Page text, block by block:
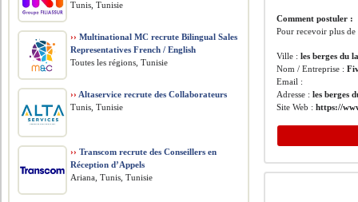
Comment postuler :
Pour recevoir plus
Ville :les berges du
Nom / Entreprise :
Email :
Adresse :les berges
Site Web :https://
Tunis, Tunisie
›› Multinational MC recrute Bilingual Sales
Representatives French / English
Toutes les régions, Tunisie
›› Altaservice recrute des Collaborateurs
Tunis, Tunisie
›› Transcom recrute des Conseillers en
Réception d’Appels
Ariana, Tunis, Tunisie